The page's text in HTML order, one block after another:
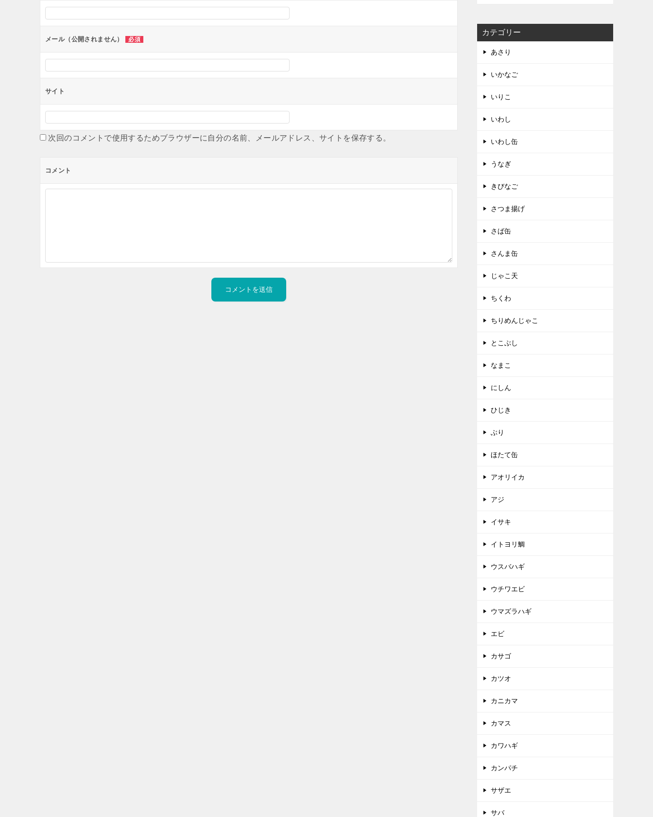
ョ
ンメール（公開されません） 必須
サイト
次回のコメントで使用するためブラウザーに自分の名前、メールアドレス、サイトを保存する。
コメント
カテゴリー
あさり
いかなご
いりこ
いわし
いわし缶
うなぎ
きびなご
さつま揚げ
さば缶
さんま缶
じゃこ天
ちくわ
ちりめんじゃこ
とこぶし
なまこ
にしん
ひじき
ぶり
ほたて缶
アオリイカ
アジ
イサキ
イトヨリ鯛
ウスバハギ
ウチワエビ
ウマズラハギ
エビ
カサゴ
カツオ
カニカマ
カマス
カワハギ
カンパチ
サザエ
サバ